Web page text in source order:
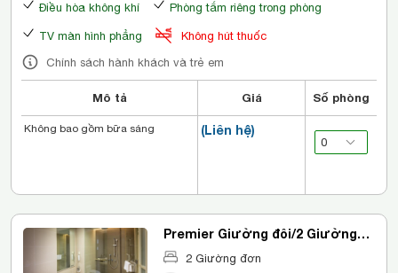
Điều hòa không khí Phòng tắm riêng trong phòng
TV màn hình phẳng
Không hút thuốc
Chính sách hành khách và trẻ em
Mô tả Giá Số phòng
(Liên hệ)
Không bao gồm bữa sáng
Premier Giường đôi/2 Giường
đơn2 Giường đơn